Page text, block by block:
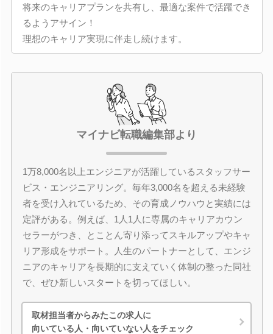
将来のキャリアプランを共有し、最適な案件で活躍でき
るようアサイン！
理想のキャリア実現に伴走し続けます。
マイナビ転職編集部より
1万8,000名以上エンジニアが活躍しているスタッフサー
ビス・エンジニアリング。毎年3,000名を超える未経験
者を受け入れているため、その育成ノウハウと実績には
定評がある。例えば、1人1人に専属のキャリアカウン
セラーがつき、とことん寄り添ってスキルアップやキャ
リア形成をサポート。人生のパートナーとして、エンジ
ニアのキャリアを長期的に支えていく体制の整った同社
で、ぜひ新しいスタートを切ってほしい。
取材担当者からみたこの求人に
向いている人・向いていない人をチェック